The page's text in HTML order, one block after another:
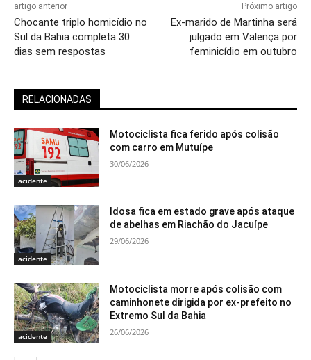
artigo anterior
Chocante triplo homicídio no
Sul da Bahia completa 30
dias sem respostas
Próximo artigo
Ex-marido de Martinha será
julgado em Valença por
feminicídio em outubro
RELACIONADAS
acidente
Motociclista fica ferido após colisão
com carro em Mutuípe
30/06/2026
acidente
Idosa fica em estado grave após ataque
de abelhas em Riachão do Jacuípe
29/06/2026
acidente
Motociclista morre após colisão com
caminhonete dirigida por ex-prefeito no
Extremo Sul da Bahia
26/06/2026